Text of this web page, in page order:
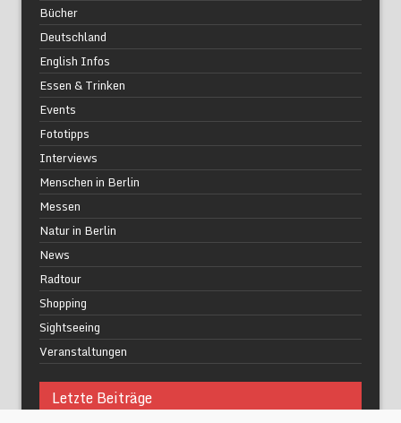
Bücher
Deutschland
English Infos
Essen & Trinken
Events
Fototipps
Interviews
Menschen in Berlin
Messen
Natur in Berlin
News
Radtour
Shopping
Sightseeing
Veranstaltungen
Letzte Beiträge